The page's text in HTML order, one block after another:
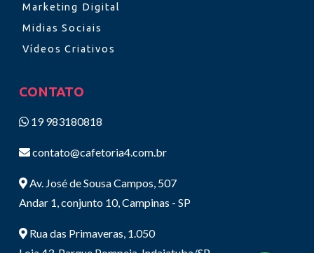
Marketing Digital
Midias Sociais
Vídeos Criativos
CONTATO
19 983180818
contato@cafetoria4.com.br
Av. José de Sousa Campos, 507
Andar 1, conjunto 10, Campinas - SP
Rua das Primaveras, 1.050